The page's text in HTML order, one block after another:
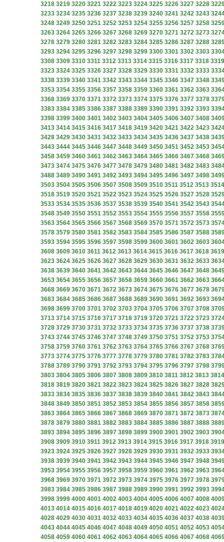
3218 3219 3220 3221 3222 3223 3224 3225 3226 3227 3228
3233 3234 3235 3236 3237 3238 3239 3240 3241 3242 3243
3248 3249 3250 3251 3252 3253 3254 3255 3256 3257 3258
3263 3264 3265 3266 3267 3268 3269 3270 3271 3272 3273
3278 3279 3280 3281 3282 3283 3284 3285 3286 3287 3288
3293 3294 3295 3296 3297 3298 3299 3300 3301 3302 3303
3308 3309 3310 3311 3312 3313 3314 3315 3316 3317 3318 3319
3323 3324 3325 3326 3327 3328 3329 3330 3331 3332 3333
3338 3339 3340 3341 3342 3343 3344 3345 3346 3347 3348
3353 3354 3355 3356 3357 3358 3359 3360 3361 3362 3363
3368 3369 3370 3371 3372 3373 3374 3375 3376 3377 3378
3383 3384 3385 3386 3387 3388 3389 3390 3391 3392 3393
3398 3399 3400 3401 3402 3403 3404 3405 3406 3407 3408
3413 3414 3415 3416 3417 3418 3419 3420 3421 3422 3423
3428 3429 3430 3431 3432 3433 3434 3435 3436 3437 3438
3443 3444 3445 3446 3447 3448 3449 3450 3451 3452 3453
3458 3459 3460 3461 3462 3463 3464 3465 3466 3467 3468
3473 3474 3475 3476 3477 3478 3479 3480 3481 3482 3483
3488 3489 3490 3491 3492 3493 3494 3495 3496 3497 3498
3503 3504 3505 3506 3507 3508 3509 3510 3511 3512 3513 3514
3518 3519 3520 3521 3522 3523 3524 3525 3526 3527 3528
3533 3534 3535 3536 3537 3538 3539 3540 3541 3542 3543
3548 3549 3550 3551 3552 3553 3554 3555 3556 3557 3558
3563 3564 3565 3566 3567 3568 3569 3570 3571 3572 3573
3578 3579 3580 3581 3582 3583 3584 3585 3586 3587 3588
3593 3594 3595 3596 3597 3598 3599 3600 3601 3602 3603
3608 3609 3610 3611 3612 3613 3614 3615 3616 3617 3618 3619
3623 3624 3625 3626 3627 3628 3629 3630 3631 3632 3633
3638 3639 3640 3641 3642 3643 3644 3645 3646 3647 3648
3653 3654 3655 3656 3657 3658 3659 3660 3661 3662 3663
3668 3669 3670 3671 3672 3673 3674 3675 3676 3677 3678
3683 3684 3685 3686 3687 3688 3689 3690 3691 3692 3693
3698 3699 3700 3701 3702 3703 3704 3705 3706 3707 3708
3713 3714 3715 3716 3717 3718 3719 3720 3721 3722 3723
3728 3729 3730 3731 3732 3733 3734 3735 3736 3737 3738
3743 3744 3745 3746 3747 3748 3749 3750 3751 3752 3753
3758 3759 3760 3761 3762 3763 3764 3765 3766 3767 3768
3773 3774 3775 3776 3777 3778 3779 3780 3781 3782 3783
3788 3789 3790 3791 3792 3793 3794 3795 3796 3797 3798
3803 3804 3805 3806 3807 3808 3809 3810 3811 3812 3813 3814
3818 3819 3820 3821 3822 3823 3824 3825 3826 3827 3828
3833 3834 3835 3836 3837 3838 3839 3840 3841 3842 3843
3848 3849 3850 3851 3852 3853 3854 3855 3856 3857 3858
3863 3864 3865 3866 3867 3868 3869 3870 3871 3872 3873
3878 3879 3880 3881 3882 3883 3884 3885 3886 3887 3888
3893 3894 3895 3896 3897 3898 3899 3900 3901 3902 3903
3908 3909 3910 3911 3912 3913 3914 3915 3916 3917 3918 3919
3923 3924 3925 3926 3927 3928 3929 3930 3931 3932 3933
3938 3939 3940 3941 3942 3943 3944 3945 3946 3947 3948
3953 3954 3955 3956 3957 3958 3959 3960 3961 3962 3963
3968 3969 3970 3971 3972 3973 3974 3975 3976 3977 3978
3983 3984 3985 3986 3987 3988 3989 3990 3991 3992 3993
3998 3999 4000 4001 4002 4003 4004 4005 4006 4007 4008
4013 4014 4015 4016 4017 4018 4019 4020 4021 4022 4023
4028 4029 4030 4031 4032 4033 4034 4035 4036 4037 4038
4043 4044 4045 4046 4047 4048 4049 4050 4051 4052 4053
4058 4059 4060 4061 4062 4063 4064 4065 4066 4067 4068